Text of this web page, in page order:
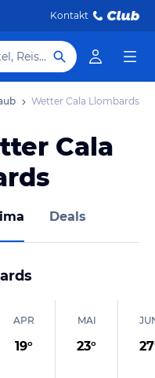
Kontakt
Hotel, Reiseziel
Wetter Cala Llombards
Cala
Deals
APR
19°
MAI
23° 27